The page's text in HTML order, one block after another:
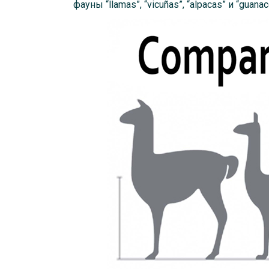
фауны “llamas”, “vicuñas”, “alpacas” и